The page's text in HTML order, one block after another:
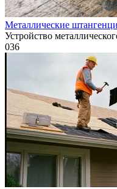
Металлические
Устройство
036